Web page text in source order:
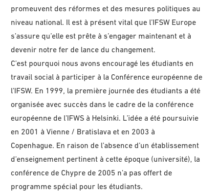
promeuvent des réformes et des mesures politiques au
niveau national. Il est à présent vital que l’IFSW Europe
s’assure qu’elle est prête à s’engager maintenant et à
devenir notre fer de lance du changement.
C’est pourquoi nous avons encouragé les étudiants en
travail social à participer à la Conférence européenne de
l’IFSW. En 1999, la première journée des étudiants a été
organisée avec succès dans le cadre de la conférence
européenne de l’IFWS à Helsinki. L’idée a été poursuivie
en 2001 à Vienne / Bratislava et en 2003 à
Copenhague. En raison de l’absence d’un établissement
d’enseignement pertinent à cette époque (université), la
conférence de Chypre de 2005 n’a pas offert de
programme spécial pour les étudiants.